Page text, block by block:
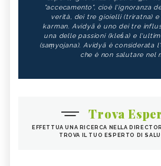
"accecamento", cioè l'ignoranza
verità, dei tre gioielli (triratna)
karman. Avidyā è uno dei tre
una delle passioni (kleśa) e
(saṃyojana). Avidyā è
che è non salutare nel
Trova
EFFETTUA UNA RICERCA NELLA
TROVA IL TUO ESPERTO DI